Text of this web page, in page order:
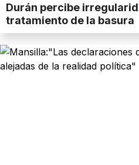
Durán percibe
tratamiento de la basura